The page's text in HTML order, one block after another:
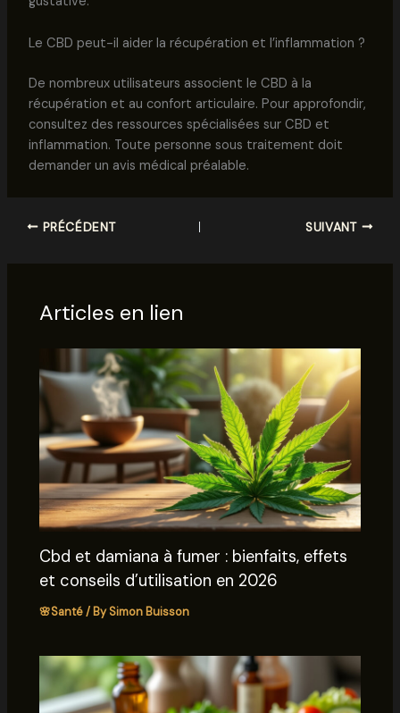
Le CBD peut-il aider la récupération et l’inflammation ?
De nombreux utilisateurs associent le CBD à la
récupération et au confort articulaire. Pour approfondir,
consultez des ressources spécialisées sur CBD et
inflammation. Toute personne sous traitement doit
demander un avis médical préalable.
PRÉCÉDENT SUIVANT
Articles en lien
Cbd et damiana à fumer : bienfaits, effets
et conseils d’utilisation en 2026
🌸Santé/ BySimon Buisson